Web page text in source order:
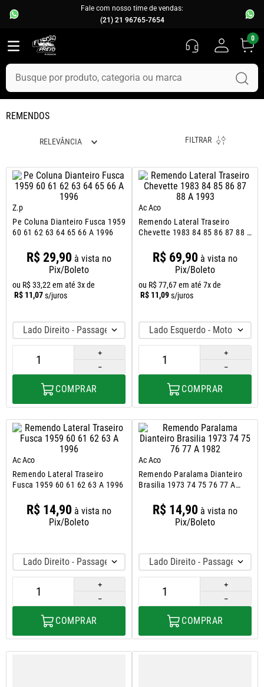
Fale com nosso time de vendas:
(21) 21 96765-7654
0
Busque por produto, categoria ou marca
REMENDOS
RELEVÂNCIA FILTRAR
Z.p
Pe Coluna Dianteiro Fusca 1959
60 61 62 63 64 65 66 A 1996
R$ 29,90 à vista no
Pix/Boleto
ou R$33,22 em até 3x de
R$ 11,07s/juros
Lado Direito - Passageiro
＋
－
COMPRAR
Ac Aco
Remendo Lateral Traseiro
Chevette 1983 84 85 86 87 88 A
R$ 69,90 à vista no
Pix/Boleto
ou R$77,67em até 7x de
R$ 11,09s/juros
Lado Esquerdo - Motorista
＋
－
COMPRAR
Ac Aco
Remendo Lateral Traseiro
Fusca 1959 60 61 62 63 A 1996
R$ 14,90 à vista no
Pix/Boleto
Lado Direito - Passageiro
＋
－
COMPRAR
Ac Aco
Remendo Paralama Dianteiro
Brasilia 1973 74 75 76 77 A
R$ 14,90 à vista no
Pix/Boleto
Lado Direito - Passageiro
＋
－
COMPRAR
1º
fusca
capo
parachoque
º
opala
uno
º
paralama